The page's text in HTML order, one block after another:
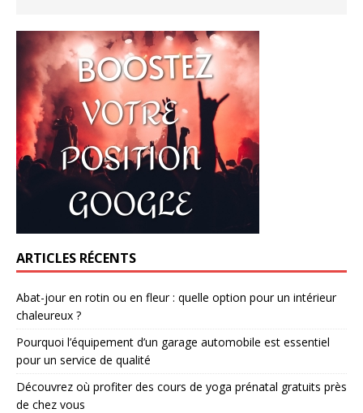
ARTICLES RÉCENTS
Abat-jour en rotin ou en fleur : quelle option pour un intérieur
chaleureux ?
Pourquoi l’équipement d’un garage automobile est essentiel
pour un service de qualité
Découvrez où profiter des cours de yoga prénatal gratuits près
de chez vous